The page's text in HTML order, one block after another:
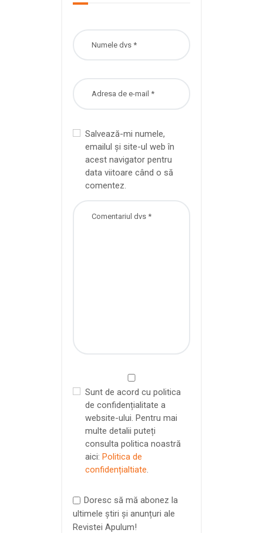
Salvează-mi numele,
emailul și site-ul web în
acest navigator pentru
data viitoare când o să
comentez.
Sunt de acord cu politica
de confidențialitate a
website-ului. Pentru mai
multe detalii puteți
consulta politica noastră
aici: Politica de
confidențialtiate.
Doresc să mă abonez la
ultimele știri și anunțuri ale
Revistei Apulum!